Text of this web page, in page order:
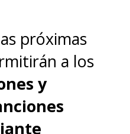
próximas
a los
y